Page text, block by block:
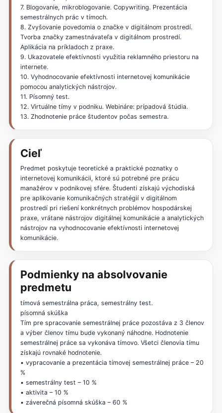
7. Blogovanie, mikroblogovanie. Copywriting. Prezentácia
semestrálnych prác v tímoch.
8. Zvyšovanie povedomia o značke v digitálnom prostredí.
Tvorba značky zamestnávateľa v digitálnom prostredí.
Aplikácia na príkladoch z praxe.
9. Ukazovatele efektívnosti využitia reklamného priestoru na
internete.
10. Vyhodnocovanie efektívnosti internetovej komunikácie
pomocou analytických nástrojov.
11. Písomný test.
12. Virtuálne tímy v podniku. Webináre: prípadová štúdia.
13. Zhodnotenie práce študentov počas semestra.
Cieľ
Predmet poskytuje teoretické a praktické poznatky o
internetovej komunikácii, ktoré sú potrebné pre prácu
manažérov v podnikovej sfére. Študenti získajú východiská
pre aplikovanie komunikačných stratégií v digitálnom
prostredí pri riešení konkrétnych problémov hospodárskej
praxe, vrátane nástrojov digitálnej komunikácie a analytických
nástrojov na vyhodnocovanie efektívnosti internetovej
komunikácie.
Podmienky na absolvovanie
predmetu
tímová semestrálna práca, semestrálny test.
písomná skúška
Tím pre spracovanie semestrálnej práce pozostáva z 3 členov
a výber členov tímu bude vykonaný náhodne. Hodnotenie
semestrálnej práce sa vykonáva tímovo. Všetci členovia tímu
získajú rovnaké hodnotenie.
• vypracovanie a prezentácia tímovej semestrálnej práce – 20
%
• semestrálny test – 10 %
• aktivita – 10 %
• záverečná písomná skúška – 60 %